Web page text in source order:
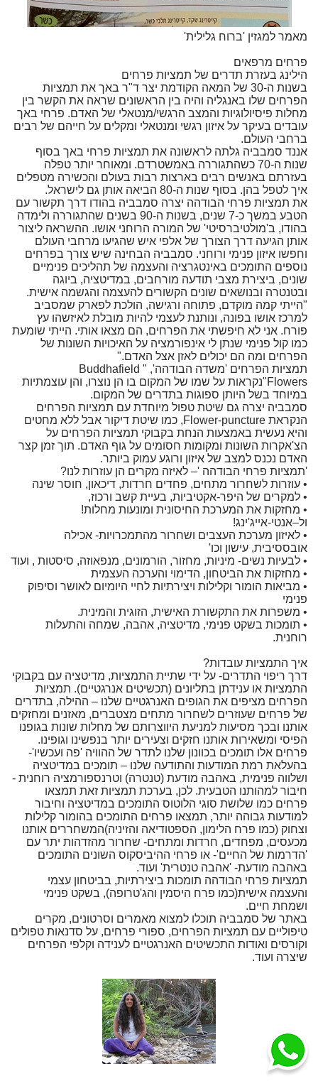
מאמר למגזין 'ברוח גלילית'
פרחים מרפאים
הילינג בעזרת תדרים של תמציות פרחים
בשנות ה-30 של המאה הקודמת יצר ד"ר באך את תמציות
הפרחים שלו באנגליה והיה בין הראשונים שראה את הקשר בין
מחלות פיסיולוגיות והמצב הרגשי/מנטאלי של האדם. פרחי באך
עובדים בעיקר על איזון רגשי ומנטאלי ומקלים על חייהם של רבים
ברחבי העולם.
אננד סמבביה גלתה לראשונה את תמציות פרחי באך בסוף
שנות ה-70 כשהתגוררה באמשטרדם. ומאוחר יותר טפלה
בעזרתם באנשים רבים בארצות רבות בעולם והכשירה מטפלים
איך לטפל בהן. בסוף שנות ה-80 הביאה אותן גם לישראל.
את תמציות פרחי הבודהה יצרה סמבביה בהודו דרך תקשור עם
הטבע במשך כ-7 שנים, בשנות ה-90 בשנים שהתגוררה ולימדה
בהודו, ב'מולטיברסיטי' של המורה הרוחני אושו. ההשראה ליצור
אותן הגיעה דרך הצורך של אלפי איש שהגיעו מרחבי העולם
וחפשו איזון פנימי ורוחני. סמבביה הבחינה שיש צורך בפרחים
נוספים התומכים באינטגרציה והעצמה של תהליכים פנימיים
שונים, ביצירת מצבי תודעה מורחבים, במדיטציה, ביוגה
ובטנטרה ובנושאים שונים הקשורים להעצמה והגשמה אישית.
"הייתי קמה מוקדם, פתוחה ורגישה, הולכת לפארק שמסביב
למרכז אושו בפונה, ונותנת לעצמי להיות מובלת לאיזשהו עץ
פורח. אני לא חיפשתי את הפרחים, הם מצאו אותי. הייתי שומעת
כמו קול פנימי שנתן לי אינפורמציה על האיכויות השונות של
הפרחים ומה הם יכולים לאזן אצל האדם."
תמציות הפרחים 'משדה הבודהה', " Buddhafield
Flowers"נקראות על שמו של המקום בו הן נוצרו, והן עוצמתיות
במיוחד בשל היותן ספוגות בתדרים של המקום.
סמבביה יצרה גם שיטת טפול מיוחדת עם תמציות הפרחים
הנקראת Flower-puncture, כמו שיטת דיקור אבל ללא מחטים
והיא נעשית באמצעות הנחת בקבוקי תמציות הפרחים על
הצ'אקרות השונות ומקומות חסומים על גוף האדם. תוך זמן קצר
האדם נכנס למצב של איזון ורוגע עמוק ביותר.
'תמציות פרחי הבודהה '– לאיזה מקרים הן עוזרות לנו?
• עוזרות לשחרור מתחים, פחדים חרדות, דיכאון, חוסר שינה
• למקרים של היפר-אקטיביות, בעיית קשב ורכוז,
• מחזקות את המערכת החיסונית ומונעות מחלות!
ול–אנטי-אייג'ינג!
• לאיזון מערכת העצבים ושחרור מהתמכרויות- אכילה
אובססיבית, עישון וכו'
• לבעיות נשים- מיניות, מחזור, הורמונים, מנפאוזה, סיסטות , ועוד
• מחזקות את הביטחון, הדימוי והערכה העצמית
• מביאות הומור וקלילות ויצירתיות לחיי היומיום לאושר וסיפוק
פנימי
• משפרות את התקשורת האישית, הזוגית והמינית.
• תומכות בשקט פנימי, מדיטציה, אהבה, שמחה והתעלות
רוחנית.
איך התמציות עובדות?
דרך ריפוי התדרים- על ידי שתיית התמציות, מדיטציה עם בקבוקי
התמציות או ענידתן בתליונים (תכשיטים אנרגטיים). תמציות
הפרחים מציפים את הגופים האנרגטיים שלנו – ההילה, בתדרים
של פרחים שעוזרים לשחרור מתחים מצטברים, מאזנים ומחזקים
אותנו ובכך מסיעות למניעת היווצרותם של מחלות שונות בגופנו
הפיסי ומשאירות אותנו חזקים וצעירים יותר בנפשינו וגופינו.
פרחים אלו תומכים בכוונון שלנו לתדר של ההוויה 'פה ועכשיו'-
בהעלאת רמת המודעות והתודעה שלנו – תומכים במדיטציה
ושלווה פנימית, באהבה מודעת (טנטרה) וטרנספורמציה רוחנית -
חיבור למהותנו הטבעית. לכן, בערכת תמציות זאת תמצאו
פרחים כמו שלושת סוגי הלוטוס התומכים במדיטציה וחיבור
למודעות גבוהה יותר, תמצאו פרחים התומכים בהומור קלילות
וצחוק (כמו פרח הלימון, הספטודיאה והזיניה)המשחררים אותנו
מכעסים, מפחדים, חרדות ומתחים- שחרור מהזדהות יתר עם
'הדרמות של החיים'- או פרחי ההיביסקוס השונים התומכים
באהבה מודעת- 'אהבה טנטרית' ועוד.
תמציות פרחי הבודהה תומכות ביצירתיות, בביטחון עצמי
והעצמה אישית(כמו פרח היסמין והג'טרופה), בשקט פנימי
ושמחת חיים.
באתר של סמבביה תוכלו למצוא מאמרים וסרטונים, מקרים
טיפוליים עם תמציות הפרחים, ספורי פרחים, על סדנאות טפולים
וקורסים ואודות התכשיטים האנרגטיים לענידה וקלפי הפרחים
שיצרה ועוד.